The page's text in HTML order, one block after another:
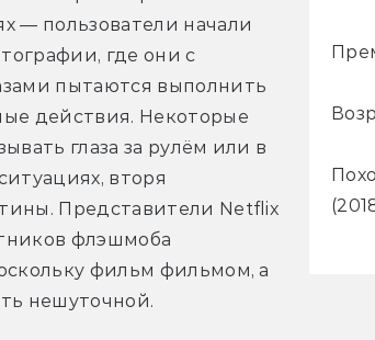
— пользователи начали
где они с
пытаются выполнить
действия. Некоторые
глаза за рулём или в
вторя
Представители Netflix
флэшмоба
фильм фильмом, а
нешуточной.